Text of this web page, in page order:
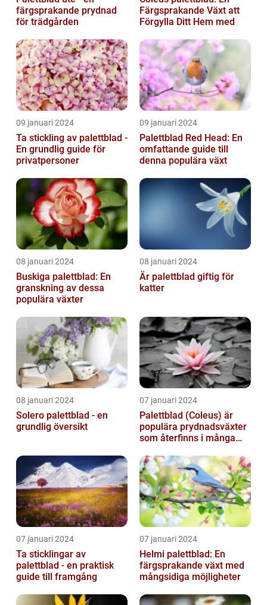
färgsprakande prydnad
för trädgården
Färgsprakande Växt att
Förgylla Ditt Hem med
09 januari 2024
Ta stickling av palettblad -
En grundlig guide för
privatpersoner
09 januari 2024
Palettblad Red Head: En
omfattande guide till
denna populära växt
08 januari 2024
Buskiga palettblad: En
granskning av dessa
populära växter
08 januari 2024
Är palettblad giftig för
katter
08 januari 2024
Solero palettblad - en
grundlig översikt
07 januari 2024
Palettblad (Coleus) är
populära prydnadsväxter
som återfinns i många
trädgårdar...
07 januari 2024
Ta sticklingar av
palettblad - en praktisk
guide till framgång
07 januari 2024
Helmi palettblad: En
färgsprakande växt med
mångsidiga möjligheter